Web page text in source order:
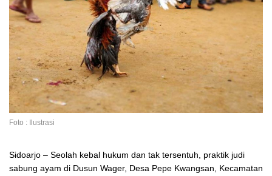
Foto : Ilustrasi
Sidoarjo – Seolah kebal hukum dan tak tersentuh, praktik judi
sabung ayam di Dusun Wager, Desa Pepe Kwangsan, Kecamatan